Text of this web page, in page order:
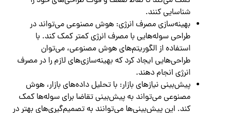
شناسایی کنند.
بهینه‌سازی مصرف انرژی: هوش مصنوعی می‌تواند در
طراحی سوله‌هایی با مصرف انرژی کمتر کمک کند. با
استفاده از الگوریتم‌های هوش مصنوعی، می‌توان
طراحی‌هایی ایجاد کرد که بهینه‌سازی‌های لازم را در مصرف
انرژی انجام دهند.
پیش‌بینی نیازهای بازار: با تحلیل داده‌های بازار، هوش
مصنوعی می‌تواند به پیش‌بینی تقاضا برای سوله‌ها کمک
کند. این پیش‌بینی‌ها می‌توانند به تصمیم‌گیری‌های بهتر در